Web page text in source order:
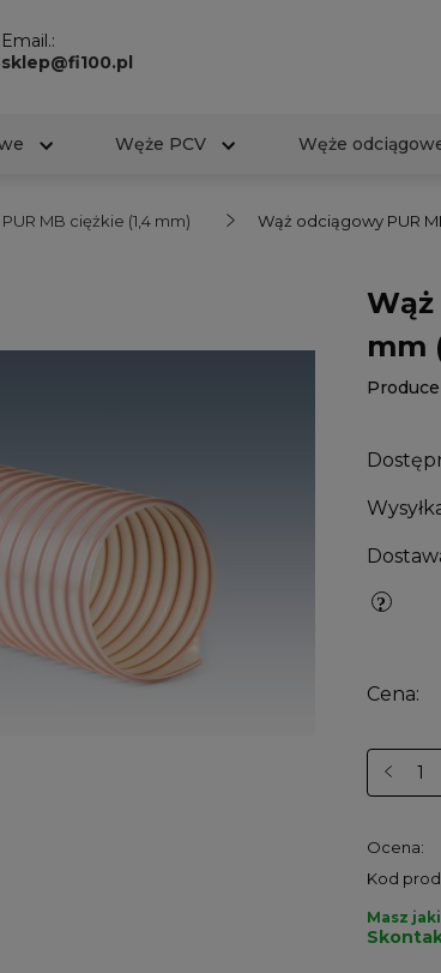
Email.:
sklep@fi100.pl
Węże PCV Węże
MB ciężkie (1,4 mm) Wąż odciągowy PUR
Wąż
mm
Cena:
Ocena:
Kod
Masz